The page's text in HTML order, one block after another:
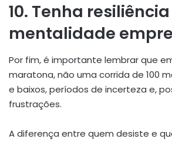
10. Tenha
mentalidade
Por fim, é importante lembrar que
maratona, não uma corrida de 100
e baixos, períodos de incerteza e,
frustrações.
A diferença entre quem desiste e